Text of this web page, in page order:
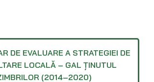
DE EVALUARE A STRATEGIEI DE
LOCALĂ – GAL ȚINUTUL
(2014–2020)